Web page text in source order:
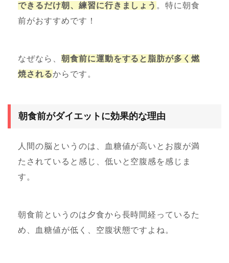
できるだけ朝、練習に行きましょう 。特に朝食
前がおすすめです！
なぜなら、 朝食前に運動をすると脂肪が多く燃
焼されるからです。
朝食前がダイエットに効果的な理由
人間の脳というのは、血糖値が高いとお腹が満
たされていると感じ、低いと空腹感を感じま
す。
朝食前というのは夕食から長時間経っているた
め、血糖値が低く、空腹状態ですよね。